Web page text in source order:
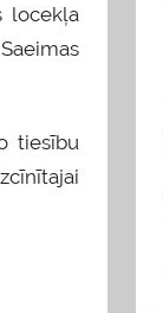
locekļa
tiesību